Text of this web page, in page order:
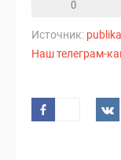
0
Источник:
Наш телеграм-